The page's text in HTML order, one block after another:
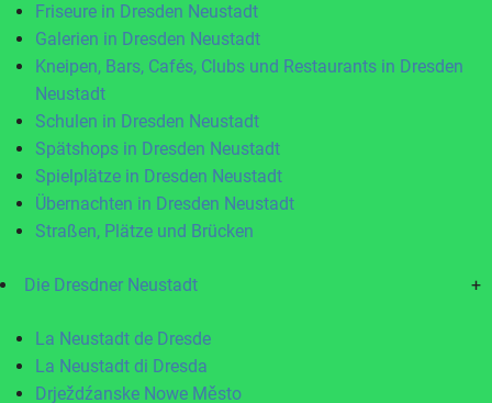
Friseure in Dresden Neustadt
Galerien in Dresden Neustadt
Kneipen, Bars, Cafés, Clubs und Restaurants in Dresden
Neustadt
Schulen in Dresden Neustadt
Spätshops in Dresden Neustadt
Spielplätze in Dresden Neustadt
Übernachten in Dresden Neustadt
Straßen, Plätze und Brücken
Die Dresdner Neustadt +
La Neustadt de Dresde
La Neustadt di Dresda
Drježdźanske Nowe Město